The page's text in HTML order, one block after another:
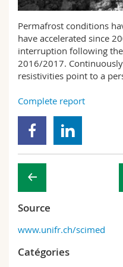
Sciences et médecine
Interfacultaire
Collaborateurs
Doctorants
Webmail
Programme des
MyUnifr
Permafrost conditions
have accelerated since
interruption following
2016/2017.
resistivities point to a
Complete report
Source
www.unifr.ch/scimed
Catégories